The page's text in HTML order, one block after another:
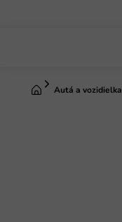
DomovAutá a vozidielka